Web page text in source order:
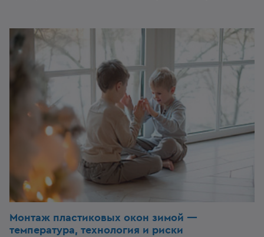
предстоит принять решение, отныне будет намного проще
не растеряться среди обилия информации.
Монтаж пластиковых окон зимой —
температура, технология и риски